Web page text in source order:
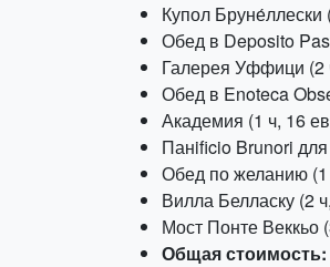
Купол Бруне́ллески
Обед в Deposito
Галерея Уффици (2
Обед в Enoteca
Академия (1 ч, 16
Панificio Brunori
Обед по желанию (1
Вилла Белласку (2
Мост Понте Веккьо
Общая стоимость: